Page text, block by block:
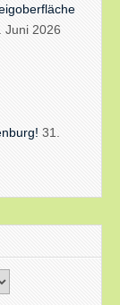
Juni 2026
31.